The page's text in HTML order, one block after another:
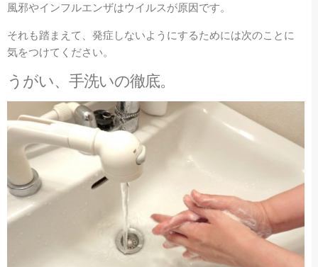
風邪やインフルエンザはウイルスが原因です。
それも踏まえて、発症しないようにするためには次のことに
気をつけてください。
うがい、手洗いの徹底。